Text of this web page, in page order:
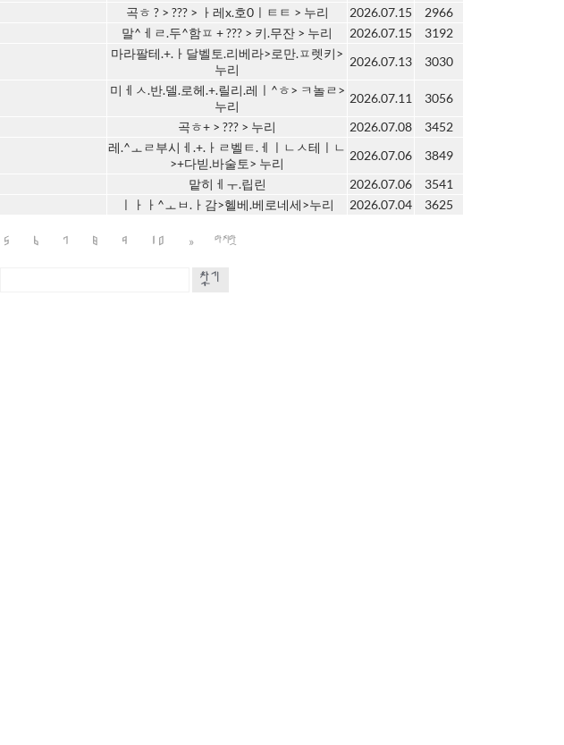
곡ㅎ ? > ??? > ㅏ레x.호0ㅣㅌㅌ > 누리 2026.07.15
2966
말^ㅔㄹ.두^함ㅍ + ??? > 키.무잔 > 누리 2026.07.15
3192
마라팔테.+.ㅏ달벨토.리베라>로만.ㅍ렛키>
누리
2026.07.13 3030
미ㅔㅅ.반.델.로헤.+.릴리.레ㅣ^ㅎ> ㅋ놀ㄹ>
누리
2026.07.11
3056
곡ㅎ+ > ??? > 누리 2026.07.08
3452
레.^ㅗㄹ부시ㅔ.+.ㅏㄹ벨ㅌ.ㅔㅣㄴㅅ테ㅣㄴ
>+다빋.바술토> 누리
2026.07.06
3849
맡히ㅔㅜ.립린 2026.07.06
3541
ㅣㅏㅏ^ㅗㅂ.ㅏ감>헬베.베로네세>누리 2026.07.04 3625
5 6 7 8 9 10 » 마지막
찾기